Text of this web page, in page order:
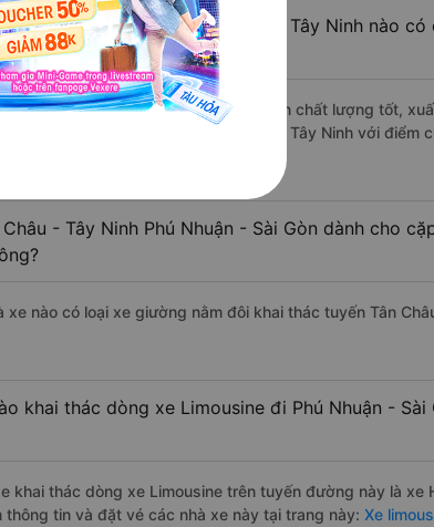
Nhuận - Sài Gòn từ Tân Châu - Tây Ninh nào
Châu - Tây Ninh Phú Nhuận - Sài Gòn chất lượng tốt,
đi Phú Nhuận - Sài Gòn từ Tân Châu - Tây Ninh với điểm
hàng).
- Tây Ninh Phú Nhuận - Sài Gòn dành cho
xe nào có loại xe giường nằm đôi khai thác tuyến Tân
khai thác dòng xe Limousine đi Phú Nhuận - Sài
khai thác dòng xe Limousine trên tuyến đường này là xe
thông tin và đặt vé các nhà xe này tại trang này: Xe